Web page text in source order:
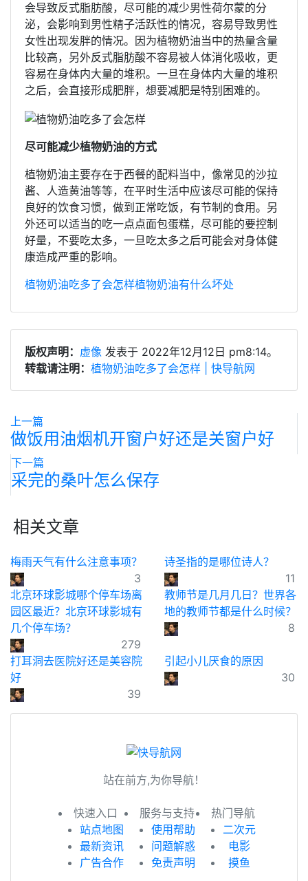
会导致反式脂肪酸，尽可能的减少男性荷尔蒙的分
泌，会影响到男性精子活跃性的情况，容易导致男性
女性出现发胖的情况。因为植物奶油当中的热量含量
比较高，另外反式脂肪酸不容易被人体消化吸收，更
容易在身体内大量的堆积。一旦在身体内大量的堆积
之后，会直接形成肥胖，想要减肥是特别困难的。
尽可能减少植物奶油的方式
植物奶油主要存在于西餐的配料当中，像常见的沙拉
酱、人造黄油等等，在平时生活中应该尽可能的保持
良好的饮食习惯，做到正常吃饭，有节制的食用。另
外还可以适当的吃一点点面包蛋糕，尽可能的要控制
好量，不要吃太多，一旦吃太多之后可能会对身体健
康造成严重的影响。
植物奶油吃多了会怎样植物奶油有什么坏处
版权声明： 虚像 发表于 2022年12月12日 pm8:14。
转载请注明： 植物奶油吃多了会怎样 | 快导航网
上一篇
做饭用油烟机开窗户好还是关窗户好
下一篇
采完的桑叶怎么保存
相关文章
梅雨天气有什么注意事项？
3
诗圣指的是哪位诗人？
11
北京环球影城哪个停车场离
园区最近？北京环球影城有
几个停车场？
279
教师节是几月几日？世界各
地的教师节都是什么时候？
8
打耳洞去医院好还是美容院
好
39
引起小儿厌食的原因
30
站在前方,为你导航！
快速入口
站点地图
最新资讯
广告合作
服务与支持
使用帮助
问题解惑
免责声明
热门导航
二次元
电影
摸鱼